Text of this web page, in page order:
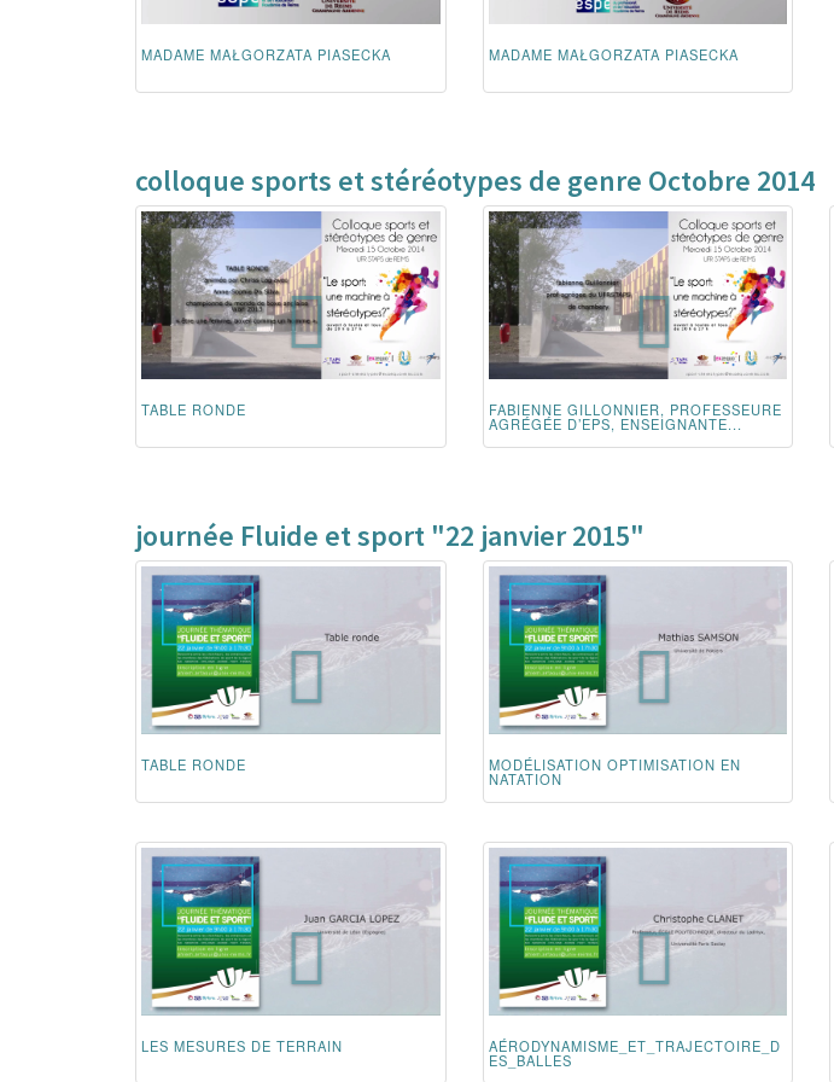
MADAME MAŁGORZATA PIASECKA MADAME MAŁGORZATA PIASECKA
colloque sports et stéréotypes de genre Octobre 2014
TABLE RONDE FABIENNE GILLONNIER, PROFESSEURE
AGRÉGÉE D’EPS, ENSEIGNANTE...
journée Fluide et sport "22 janvier 2015"
TABLE RONDE MODÉLISATION OPTIMISATION EN
NATATION
LES MESURES DE TERRAIN AÉRODYNAMISME_ET_TRAJECTOIRE_D
ES_BALLES